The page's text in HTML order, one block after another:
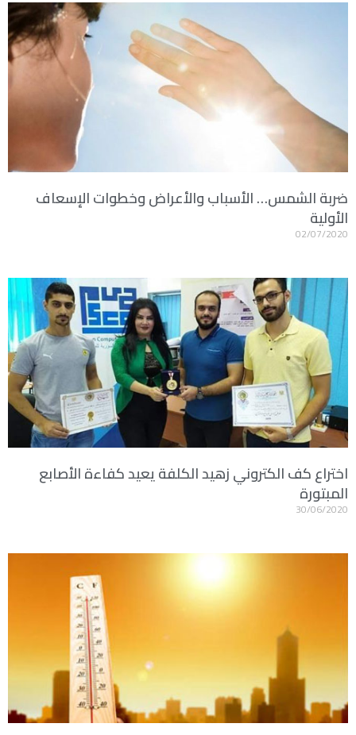
ضربة الشمس… الأسباب والأعراض وخطوات الإسعاف
الأولية
02/07/2020
اختراع كف الكتروني زهيد الكلفة يعيد كفاءة الأصابع
المبتورة
30/06/2020